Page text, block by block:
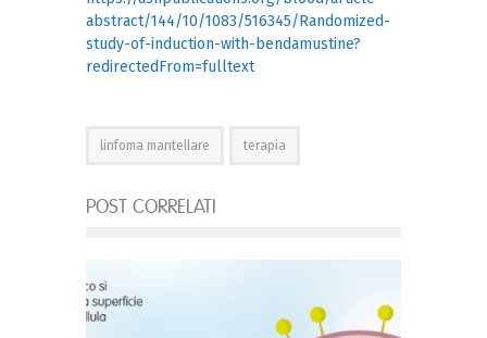
abstract/144/10/1083/516345/Randomized-
study-of-induction-with-bendamustine?
redirectedFrom=fulltext
linfoma mantellare terapia
POST CORRELATI